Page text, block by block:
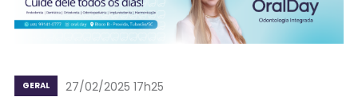
GERAL 27/02/2025 17h25